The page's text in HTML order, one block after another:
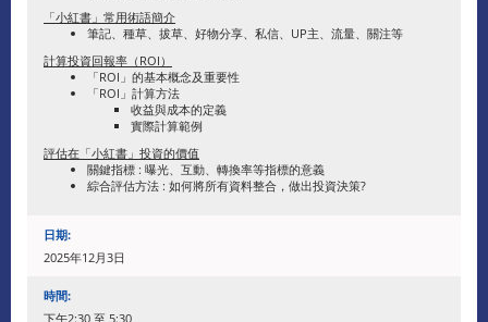
「小紅書」常用術語簡介
筆記、種草、拔草、好物分享、私信、UP主、流量、關注等
計算投資回報率（ ROI ）
「ROI」的基本概念及重要性
「ROI」計算方法
收益與成本的定義
實際計算範例
評估在「小紅書」投資的價值
關鍵指標 : 曝光、互動、轉換率等指標的意義
綜合評估方法 : 如何將所有資料整合，做出投資決策?
日期:
2025年12月3日
時間:
下午2:30 至 5:30